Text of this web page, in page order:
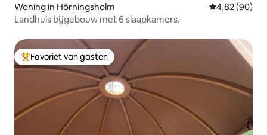
Woning in Hörningsholm Gemiddelde
4,82 (90)
Landhuis bijgebouw met 6 slaapkamers.
Topfavoriet van gasten
Favoriet van gasten